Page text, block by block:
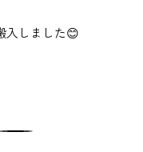
入しました😊